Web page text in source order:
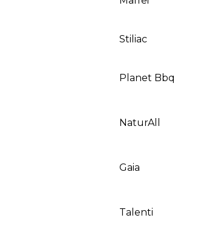
Stiliac
Planet Bbq
NaturAll
Gaia
Talenti